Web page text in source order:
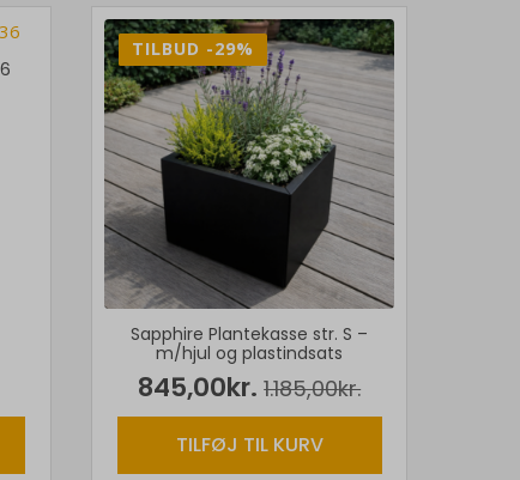
i denne browser til næste gang jeg
kommenterer.
-29%
TILBUD -29%
Sapphire Plantekasse str. S –
m/hjul og plastindsats
1.185,00kr.
Den
oprindelige
pris
845,00kr.Den
aktuelle
pris
TILFØJ TIL KURV